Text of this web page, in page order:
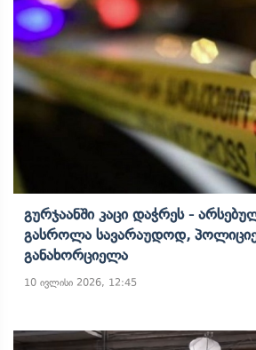
Გურჯაანში Კაცი Დაჭრეს -
Გასროლა Სავარაუდოდ,
Განახორციელა
10 ივლისი 2026, 12:45